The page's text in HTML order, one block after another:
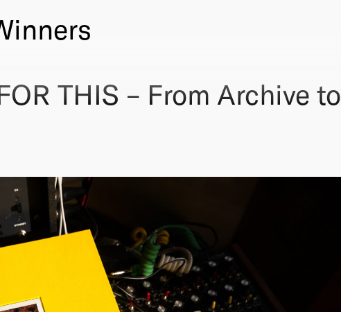
THIS – From Archive to